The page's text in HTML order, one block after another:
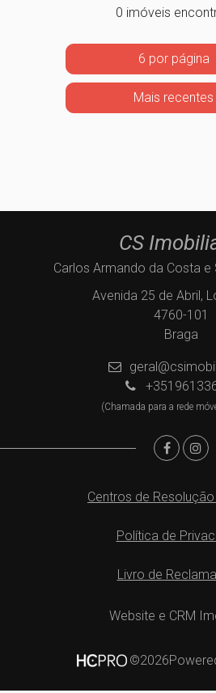
0 imóveis
6 por página
Mais recentes
CS
Carlos Armando da Costa e
Avenida 25 de Abril,
4760-101
Braga
(Chamada para a rede
Centros de
Política de
Livro de
Website e CRM
©2026